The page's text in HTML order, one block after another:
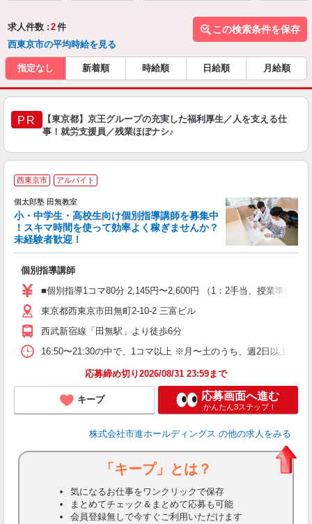
求人件数 : 2件
西東京市の平均時給を見る
この検索条件を保存
指定なし 新着順 時給順 日給順 月給順
PR
【東京都】京王グループの充実した福利厚生／人を支える仕
事！就労支援員／残業ほぼナシ♪
西東京市 アルバイト
個太郎塾 田無教室
小・中学生・高校生向け個別指導講師を募集中
！スキマ時間を使って効率よく稼ぎませんか？
未経験者歓迎！
個別指導講師
■個別指導1コマ80分 2,145円〜2,600円 （1：2手当、授業準備
東京都西東京市田無町2-10-2 三富ビル
西武新宿線「田無駅」より徒歩6分
16:50〜21:30の中で、1コマ以上 ※月〜土のうち、週2日以上
応募締め切り2026/08/31 23:59まで
キープ 応募画面へ進む
かんたん3ステップ！
株式会社市進ホールディングス の他の求人をみる
「キープ」とは？
気になるお仕事をワンクリックで保存
まとめてチェック＆まとめて応募も可能
会員登録無しで今すぐご利用いただけます